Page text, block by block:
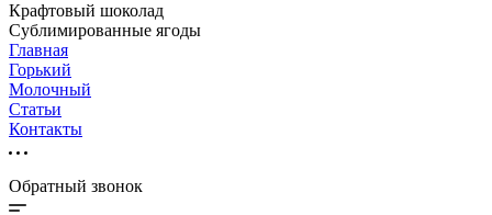
Крафтовый шоколад
Сублимированные ягоды
Главная
Горький
Молочный
Статьи
Контакты
Обратный звонок